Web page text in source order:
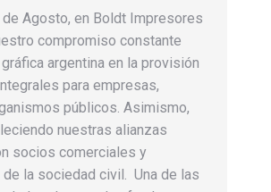
Agosto, en Boldt Impresores
compromiso constante
argentina en la provisión
para empresas,
públicos. Asimismo,
nuestras alianzas
socios comerciales y
la sociedad civil. Una de las